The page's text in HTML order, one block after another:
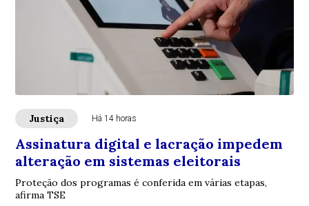
Justiça Há 14 horas
Assinatura digital e lacração impedem
alteração em sistemas eleitorais
Proteção dos programas é conferida em várias etapas,
afirma TSE